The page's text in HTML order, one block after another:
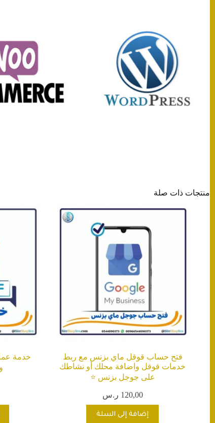
منتجات ذات صلة
فتح حساب قوقل ماي بزنس مع ربط
خدمات قوقل واضافة محلك أو نشاطك
على جوجل بزنس ⭐️
120,00 ر.س
إضافة إلى السلة
خدمة